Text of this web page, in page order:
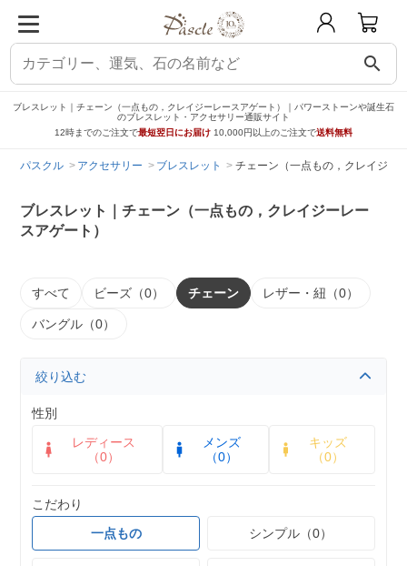
search
ブレスレット｜チェーン（一点もの，クレイジーレースアゲート）｜パワーストーンや誕生石
のブレスレット・アクセサリー通販サイト
12時までのご注文で最短翌日にお届け 10,000円以上のご注文で送料無料
パスクル アクセサリー ブレスレット チェーン（一点もの，クレイジー
ブレスレット｜チェーン（一点もの，クレイジーレー
スアゲート）
すべて ビーズ（0） チェーン レザー・紐（0）
バングル（0）
絞り込む
性別
レディース
（0）
メンズ
（0）
キッズ
（0）
こだわり
一点もの
シンプル（0）